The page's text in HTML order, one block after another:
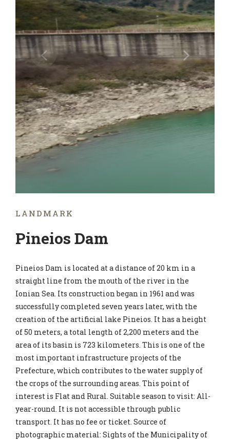
LANDMARK
Pineios Dam
Pineios Dam is located at a distance of 20 km in a
straight line from the mouth of the river in the
Ionian Sea. Its construction began in 1961 and was
successfully completed seven years later, with the
creation of the artificial lake Pineios. It has a height
of 50 meters, a total length of 2,200 meters and the
area of its basin is 723 kilometers. This is one of the
most important infrastructure projects of the
Prefecture, which contributes to the water supply of
the crops of the surrounding areas. This point of
interest is Flat and Rural. Suitable season to visit: All-
year-round. It is not accessible through public
transport. It has no fee or ticket. Source of
photographic material: Sights of the Municipality of